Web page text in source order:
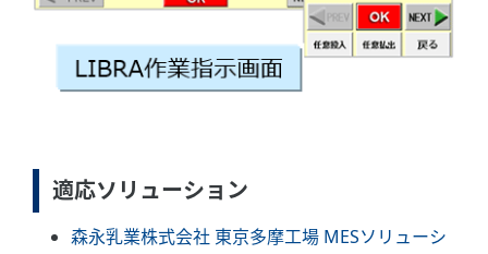
適応ソリューション
森永乳業株式会社 東京多摩工場 MESソリューシ